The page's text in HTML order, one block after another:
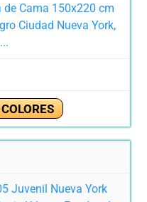
de Cama 150x220 cm
Ciudad Nueva York,